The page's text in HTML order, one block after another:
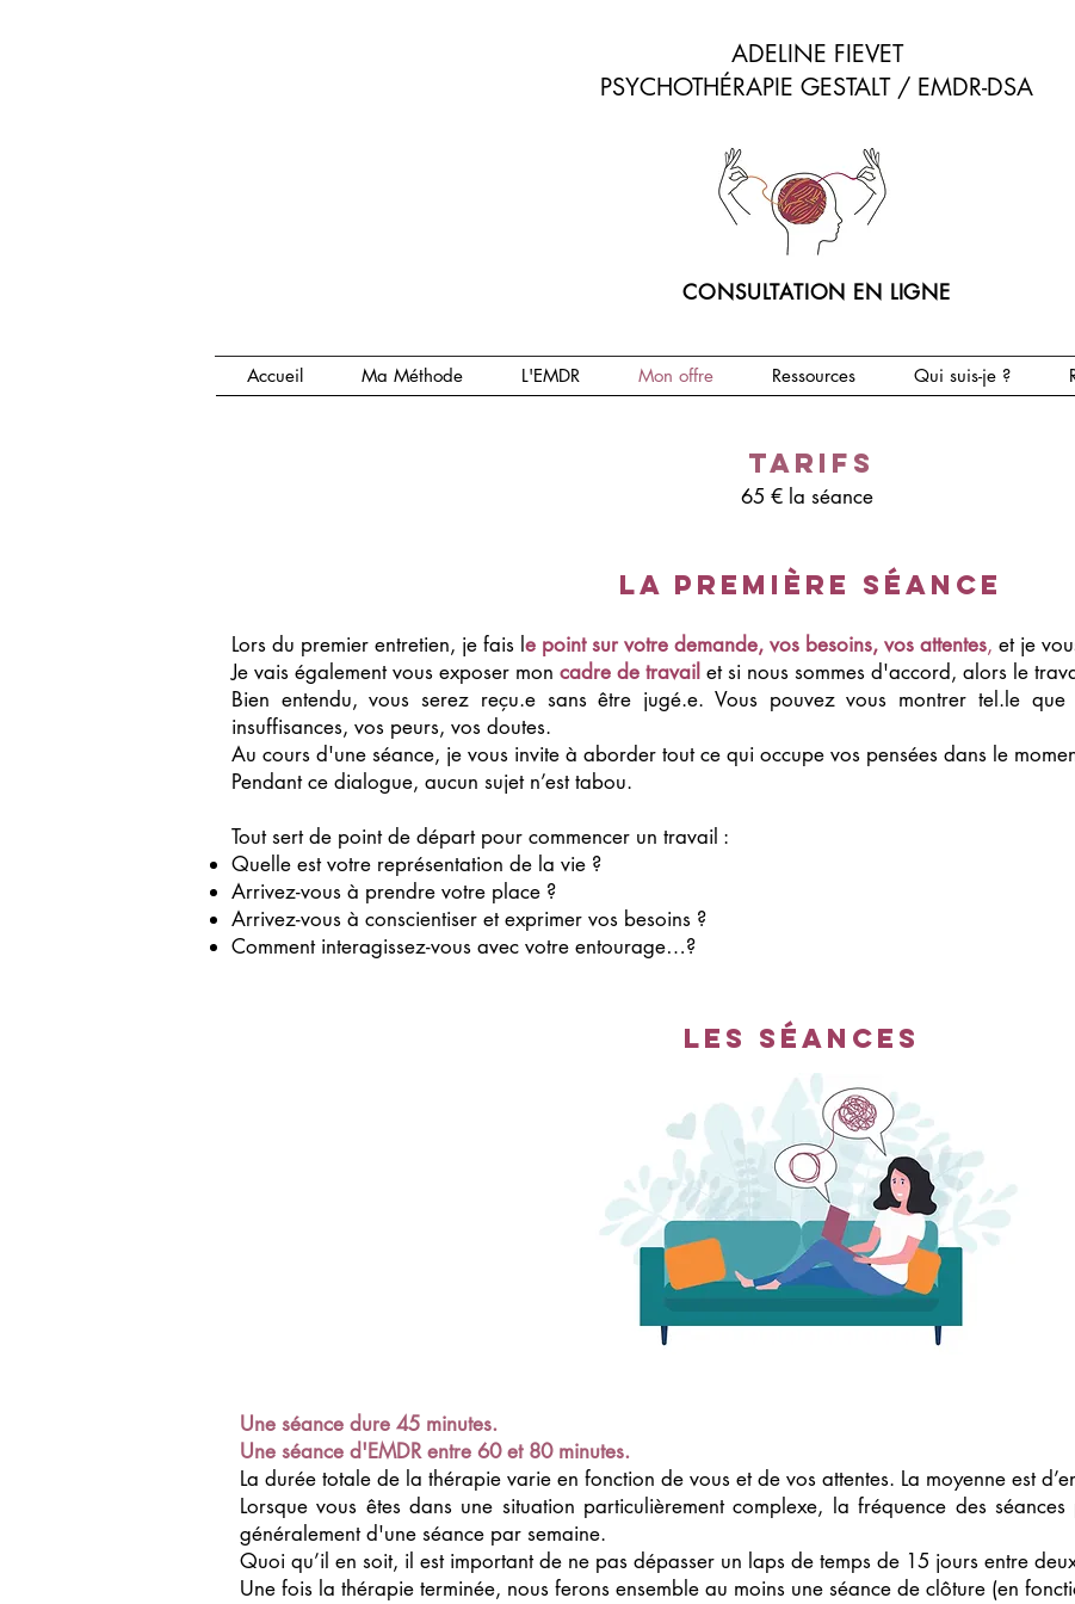
ADELINE FIEVET
PSYCHOTHÉRAPIE GESTALT / EMDR-DSA
CONSULTATION EN LIGNE
Accueil Ma Méthode L'EMDR Mon offre Ressources Qui suis-je ?
Tarifs
65 € la séance
La première séance
Lors du premier entretien, je fais l e point sur votre demande, vos besoins, vos attentes, et je
Je vais également vous exposer mon cadre de travail et si nous sommes d'accord, alors le
Bien entendu, vous serez reçu.e sans être jugé.e. Vous pouvez vous montrer tel.le
insuffisances, vos peurs, vos doutes.
Au cours d'une séance, je vous invite à aborder tout ce qui occupe vos pensées dans le
Pendant ce dialogue, aucun sujet n’est tabou.
Tout sert de point de départ pour commencer un travail :
Quelle est votre représentation de la vie ?
Arrivez-vous à prendre votre place ?
Arrivez-vous à conscientiser et exprimer vos besoins ?
Comment interagissez-vous avec votre entourage…?
Les séances
Une séance dure 45 minutes.
Une séance d'EMDR entre 60 et 80 minutes.
La durée totale de la thérapie varie en fonction de vous et de vos attentes. La moyenne est
Lorsque vous êtes dans une situation particulièrement complexe, la fréquence des
généralement d'une séance par semaine.
Quoi qu’il en soit, il est important de ne pas dépasser un laps de temps de 15 jours entre
Une fois la thérapie terminée, nous ferons ensemble au moins une séance de clôture (en